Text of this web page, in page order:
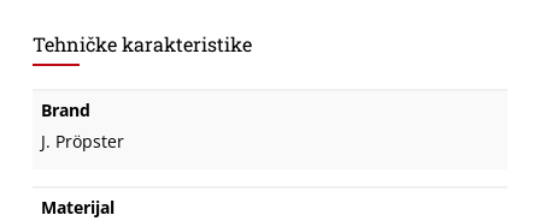
Tehničke karakteristike
Brand
J. Pröpster
Materijal